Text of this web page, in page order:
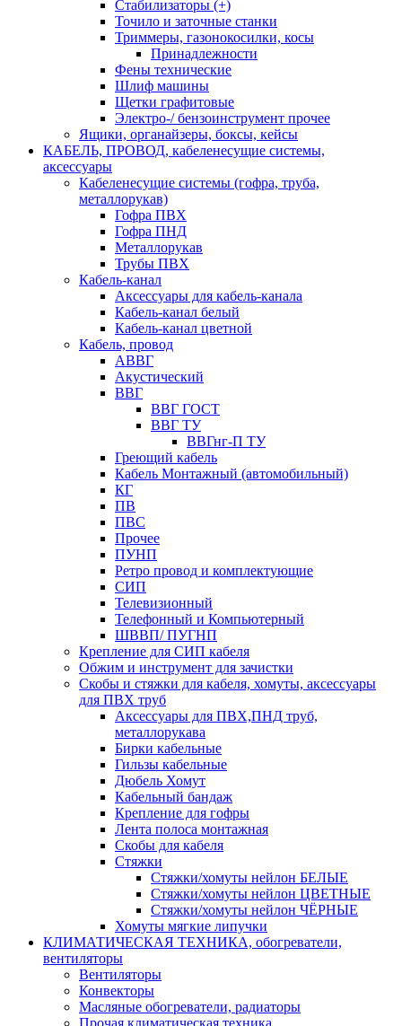
Стабилизаторы (+)
Точило и заточные станки
Триммеры, газонокосилки, косы
Принадлежности
Фены технические
Шлиф машины
Щетки графитовые
Электро-/ бензоинструмент прочее
Ящики, органайзеры, боксы, кейсы
КАБЕЛЬ, ПРОВОД, кабеленесущие системы,
аксессуары
Кабеленесущие системы (гофра, труба,
металлорукав)
Гофра ПВХ
Гофра ПНД
Металлорукав
Трубы ПВХ
Кабель-канал
Аксессуары для кабель-канала
Кабель-канал белый
Кабель-канал цветной
Кабель, провод
АВВГ
Акустический
ВВГ
ВВГ ГОСТ
ВВГ ТУ
ВВГнг-П ТУ
Греющий кабель
Кабель Монтажный (автомобильный)
КГ
ПВ
ПВС
Прочее
ПУНП
Ретро провод и комплектующие
СИП
Телевизионный
Телефонный и Компьютерный
ШВВП/ ПУГНП
Крепление для СИП кабеля
Обжим и инструмент для зачистки
Скобы и стяжки для кабеля, хомуты, аксессуары
для ПВХ труб
Аксессуары для ПВХ,ПНД труб,
металлорукава
Бирки кабельные
Гильзы кабельные
Дюбель Хомут
Кабельный бандаж
Крепление для гофры
Лента полоса монтажная
Скобы для кабеля
Стяжки
Стяжки/хомуты нейлон БЕЛЫЕ
Стяжки/хомуты нейлон ЦВЕТНЫЕ
Стяжки/хомуты нейлон ЧЁРНЫЕ
Хомуты мягкие липучки
КЛИМАТИЧЕСКАЯ ТЕХНИКА, обогреватели,
вентиляторы
Вентиляторы
Конвекторы
Масляные обогреватели, радиаторы